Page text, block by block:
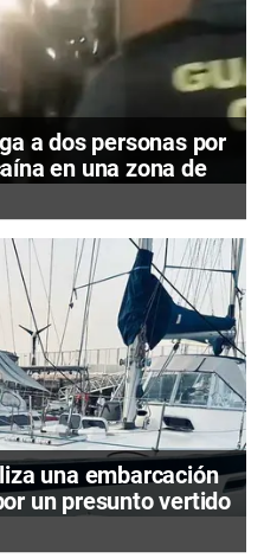
a dos personas por
en una zona de
una embarcación
un presunto vertido